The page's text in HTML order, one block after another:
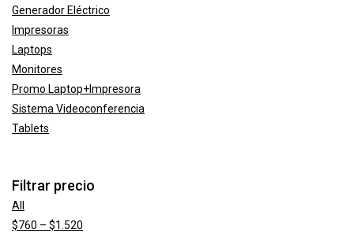
Generador Eléctrico
Impresoras
Laptops
Monitores
Promo Laptop+Impresora
Sistema Videoconferencia
Tablets
Filtrar precio
All
$760 – $1.520